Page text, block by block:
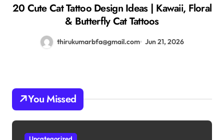
20 Cute Cat Tattoo Design Ideas | Kawaii, Floral
& Butterfly Cat Tattoos
thirukumarbfa@gmail.com Jun 21, 2026
You Missed